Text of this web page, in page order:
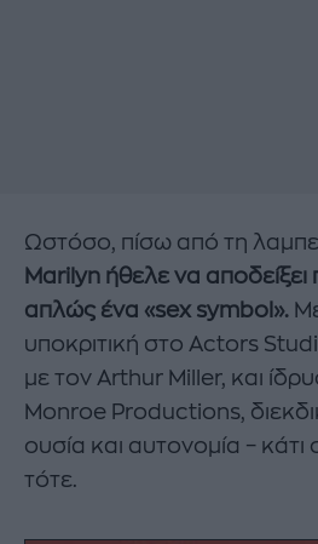
Ωστόσο, πίσω από τη
Marilyn ήθελε να
απλώς ένα «sex symbol».
υποκριτική στο Actors
με τον Arthur Miller, και
Monroe Productions,
ουσία και αυτονομία – κάτι
τότε.